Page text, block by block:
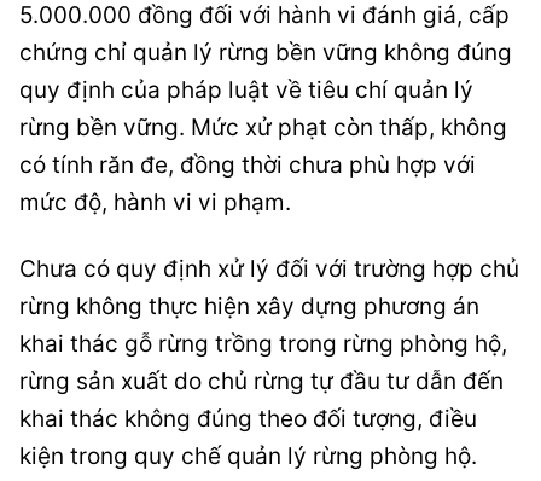
5.000.000 đồng đối với hành vi đánh giá, cấp
chứng chỉ quản lý rừng bền vững không đúng
quy định của pháp luật về tiêu chí quản lý
rừng bền vững. Mức xử phạt còn thấp, không
có tính răn đe, đồng thời chưa phù hợp với
mức độ, hành vi vi phạm.
Chưa có quy định xử lý đối với trường hợp chủ
rừng không thực hiện xây dựng phương án
khai thác gỗ rừng trồng trong rừng phòng hộ,
rừng sản xuất do chủ rừng tự đầu tư dẫn đến
khai thác không đúng theo đối tượng, điều
kiện trong quy chế quản lý rừng phòng hộ.